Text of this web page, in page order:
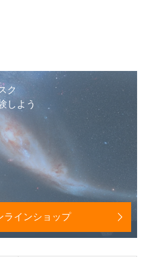
ク
しよう
ラインショップ